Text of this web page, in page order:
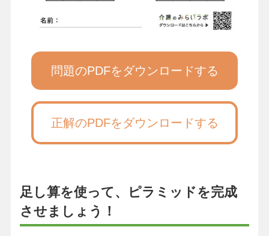
問題のPDFをダウンロードする
正解のPDFをダウンロードする
足し算を使って、ピラミッドを完成
させましょう！